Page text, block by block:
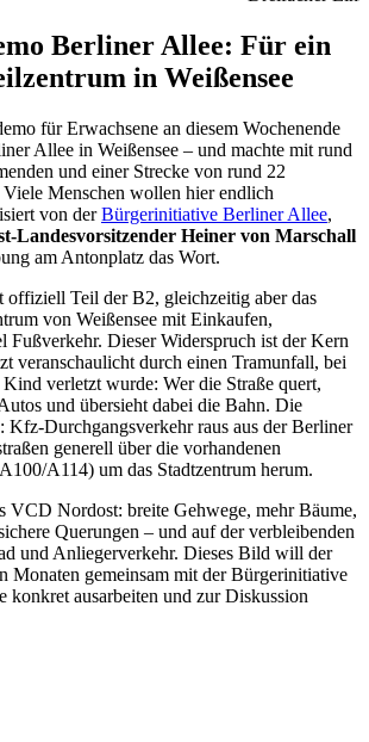
Berliner Allee: Für ein
in Weißensee
für Erwachsene an diesem Wochenende
Allee in Weißensee – und machte mit rund
und einer Strecke von rund 22
Menschen wollen hier endlich
von derBürgerinitiative Berliner Allee,
Landesvorsitzender Heiner von Marschall
am Antonplatz das Wort.
Teil der B2, gleichzeitig aber das
von Weißensee mit Einkaufen,
Fußverkehr. Dieser Widerspruch ist der Kern
veranschaulicht durch einen Tramunfall, bei
verletzt wurde: Wer die Straße quert,
und übersieht dabei die Bahn. Die
Kfz-Durchgangsverkehr raus aus der Berliner
generell über die vorhandenen
A114) um das Stadtzentrum herum.
VCD Nordost: breite Gehwege, mehr Bäume,
Querungen – und auf der verbleibenden
und Anliegerverkehr. Dieses Bild will der
Monaten gemeinsam mit der Bürgerinitiative
ausarbeiten und zur Diskussion